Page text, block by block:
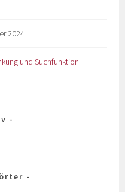
2024
und Suchfunktion